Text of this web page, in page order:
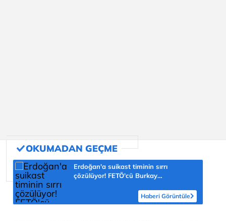
Erdoğan'a suikast timinin sırrı
çözülüyor! FETÖ'cü Burkay
Haberi Görüntüle